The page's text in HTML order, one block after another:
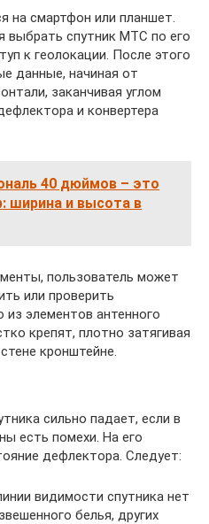
на смартфон или планшет.
выбрать спутник МТС по его
к геолокации. После этого
данные, начиная от
заканчивая углом
и конвертера
40 дюймов – это
ширина и высота в
пользователь может
или проверить
элементов антенного
крепят, плотно затягивая
кронштейне.
сильно падает, если в
есть помехи. На его
дефлектора. Следует:
видимости спутника нет
белья, других